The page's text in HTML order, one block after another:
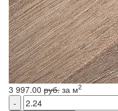
3 997.00 руб. за м2